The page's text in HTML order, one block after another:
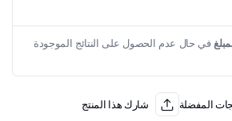
في حال عدم الحصول على النتائج الموجودة
المفضلة شارك هذا المنتج